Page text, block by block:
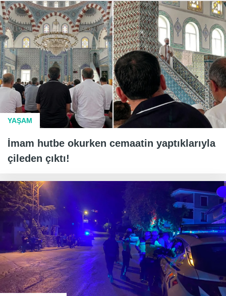
YAŞAM
İmam hutbe okurken cemaatin yaptıklarıyla
çileden çıktı!